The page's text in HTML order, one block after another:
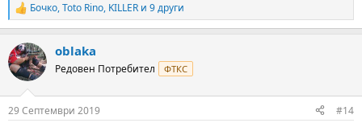
R
e
c
t
i
s
Бочко,Toto Rino, KILLER и 9 други
oblaka
Редовен Потребител ФТКС
29 Септември 2019 #14